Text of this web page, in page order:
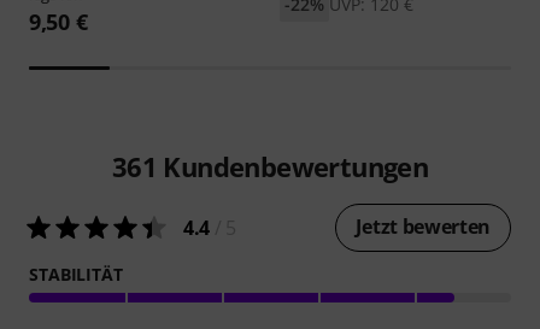
9,50 €
UVP: 120 €
-22%
361 Kundenbewertungen
4.4 Jetzt bewerten
STABILITÄT